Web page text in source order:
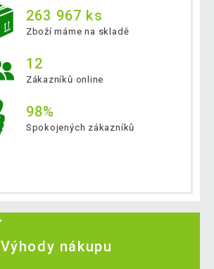
263 967 ks
Zboží máme na skladě
12
Zákazníků online
98%
Spokojených zákazníků
Výhody nákupu